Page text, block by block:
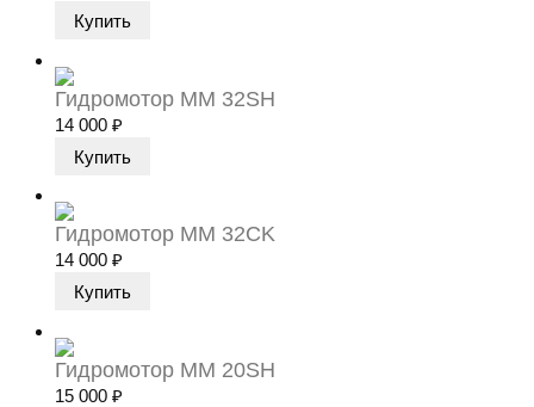
Гидромотор MM 32SH
14 000 ₽
Гидромотор MM 32CK
14 000 ₽
Гидромотор MM 20SH
15 000 ₽